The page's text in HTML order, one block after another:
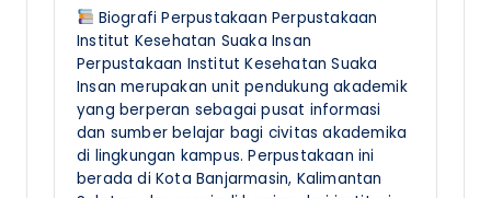
Biografi Perpustakaan Perpustakaan
Institut Kesehatan Suaka Insan
Perpustakaan Institut Kesehatan Suaka
Insan merupakan unit pendukung akademik
yang berperan sebagai pusat informasi
dan sumber belajar bagi civitas akademika
di lingkungan kampus. Perpustakaan ini
berada di Kota Banjarmasin, Kalimantan